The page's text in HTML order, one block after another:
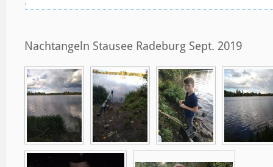
Nachtangeln Stausee Radeburg Sept. 2019